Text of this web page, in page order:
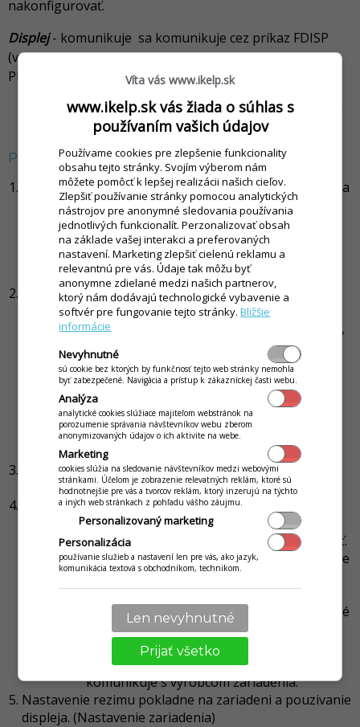
nakonfigurovať.
Displej- komunikuje sa komunikuje cez príkaz FDISP
(vypnutie zobrazenia rozhrania zákazníckeho displeja
PIN: 000000)
Pre zobrazovanie na externom displeji v manazerovi
FP nastavit pouzivat externy displej
Príprava a konfigurácia zariadenia
Aplikácia sa inštaluje na zariadenie (tablet) EF60
nie na
samotný terminál.
Aby bolo možné aplikáciu nainštalovať, je
potrebné mať podpísané APK zo strany
FiskalPro, inak nie je možné aplikáciu na
zariadenie nahrať.
Po nainštalovaní sa konfigure aplikácia iKelp POS
Mobile, ako IP Adresa zariadenia (bill, pay) sa
nastavuje pri SIM (WifiHotspot IP adresa 192.168.43.1,
port 6090), pri Wifi pevná IP adresa zariadenia N62.
Je potrebné vypnúť zobrazovanie na externom
displeji - nastaviť naNIE.
So zariadením sa nebude komunikovať, ako s
ďalším zariadením, ale príkazy sa zobrazujú na
zariadení podobne ako napr. na T6, preto sa
nastavuje zobrazenie pre externý displej na nie.
Batéria- vypnutie optimalizácie aplikácie v
nastaveniach batérie.
Vzdialená správa- Keďže sa jedná o tablet, je možné
sem doinštalovať iné aplikácie, odporúčam aplikáciu
SplashTop SOS cez ktorú je možné zariadenie ovládať.
aplikácia sa ale nedá nastaviť na zobrazenie
na úvodnej obrazovke (politika FiskalPro),
preto ju zákazník vie spustiť len po zadaní
servisného hesla, a musí si zobraziť ostatné
aplikácie.
Aktuálne nie je možné na zariadení spustiť
aplikácie od TeamViewer, toto FP
komunikuje s výrobcom zariadenia.
Nastavenie rezimu pokladne na zariadeni a pouzivanie
displeja. (Nastavenie zariadenia)
Víta vás www.ikelp.sk
www.ikelp.sk vás žiada o súhlas s
používaním vašich údajov
Používame cookies pre zlepšenie funkcionality
obsahu tejto stránky. Svojím výberom nám
môžete pomôcť k lepšej realizácii našich cieľov.
Zlepšiť používanie stránky pomocou analytických
nástrojov pre anonymné sledovania používania
jednotlivých funkcionalít. Perzonalizovať obsah
na základe vašej interakci a preferovaných
nastavení. Marketing zlepšiť cielenú reklamu a
relevantnú pre vás. Údaje tak môžu byť
anonymne zdielané medzi našich partnerov,
ktorý nám dodávajú technologické vybavenie a
softvér pre fungovanie tejto stránky.Bližšie
informácie
Nevyhnutné
sú cookie bez ktorých by funkčnosť tejto web stránky nemohla
byť zabezpečené. Navigácia a prístup k zákazníckej časti webu.
Analýza
analytické cookies slúžiace majiteľom webstránok na
porozumenie správania návštevníkov webu zberom
anonymizovaných údajov o ich aktivite na webe.
Marketing
cookies slúžia na sledovanie návštevníkov medzi webovými
stránkami. Účelom je zobrazenie relevatných reklám, ktoré sú
hodnotnejšie pre vás a tvorcov reklám, ktorý inzerujú na týchto
a iných web stránkach z pohľadu vášho záujmu.
Personalizovaný marketing
Personalizácia
používanie služieb a nastavení len pre vás, ako jazyk,
komunikácia textová s obchodníkom, technikom.
Len nevyhnutné
Prijať všetko